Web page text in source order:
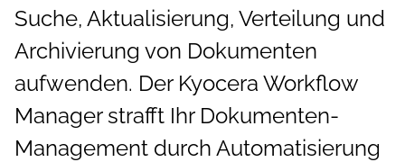
Suche, Aktualisierung, Verteilung und
Archivierung von Dokumenten
aufwenden. Der Kyocera Workflow
Manager strafft Ihr Dokumenten-
Management durch Automatisierung